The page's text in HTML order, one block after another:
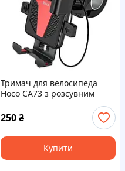
Тримач для велосипеда
Hoco CA73 з розсувним
механізмом телефони 4.5-7
дюймів
250₴
Купити